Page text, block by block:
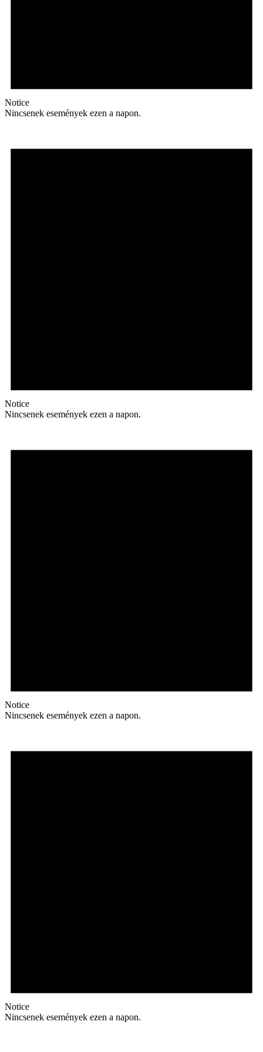
Notice
Nincsenek események ezen a napon.
Notice
Nincsenek események ezen a napon.
Notice
Nincsenek események ezen a napon.
Notice
Nincsenek események ezen a napon.